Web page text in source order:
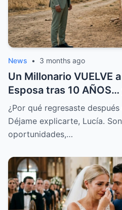
News • 3 months ago
Un Millonario VUELVE
Esposa tras 10 AÑOS…
en SHOCK
¿Por qué regresaste
Déjame explicarte, Lucía.
oportunidades,…